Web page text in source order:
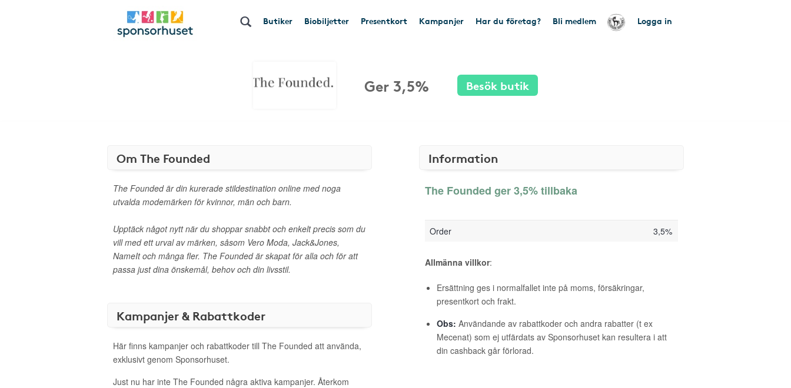
Butiker Biobiljetter Presentkort Kampanjer Har du företag? Bli medlem Logga in
Ger 3,5% Besök butik
Om The Founded
The Founded är din kurerade stildestination online med noga
utvalda modemärken för kvinnor, män och barn.
Upptäck något nytt när du shoppar snabbt och enkelt precis som du
vill med ett urval av märken, såsom Vero Moda, Jack&Jones,
NameIt och många fler. The Founded är skapat för alla och för att
passa just dina önskemål, behov och din livsstil.
Kampanjer & Rabattkoder
Här finns kampanjer och rabattkoder till The Founded att använda,
exklusivt genom Sponsorhuset.
Just nu har inte The Founded några aktiva kampanjer. Återkom
Information
The Founded ger 3,5% tillbaka
Order 3,5%
Allmänna villkor:
Ersättning ges i normalfallet inte på moms, försäkringar,
presentkort och frakt.
Obs: Användande av rabattkoder och andra rabatter (t ex
Mecenat) som ej utfärdats av Sponsorhuset kan resultera i att
din cashback går förlorad.